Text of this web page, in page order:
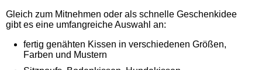
Gleich zum Mitnehmen oder als schnelle Geschenkidee
gibt es eine umfangreiche Auswahl an:
fertig genähten Kissen in verschiedenen Größen,
Farben und Mustern